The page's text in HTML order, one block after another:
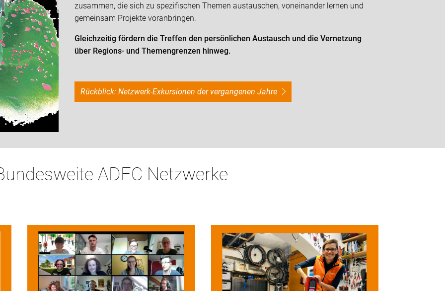
zusammen, die sich zu spezifischen Themen austauschen, voneinander lernen und
gemeinsam Projekte voranbringen.
Gleichzeitig fördern die Treffen den persönlichen Austausch und die Vernetzung
über Regions- und Themengrenzen hinweg.
Rückblick: Netzwerk-Exkursionen der vergangenen Jahre
ADFC Netzwerke